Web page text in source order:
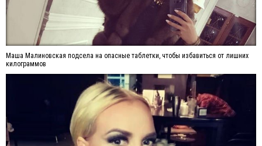
Маша Малиновская подсела на опасные таблетки, чтобы избавиться от лишних
килограммов